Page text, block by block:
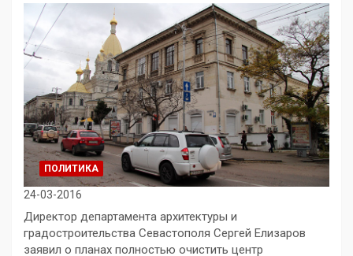
ПОЛИТИКА
24-03-2016
Директор департамента архитектуры и
градостроительства Севастополя Сергей Елизаров
заявил о планах полностью очистить центр